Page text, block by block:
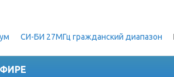
СИ-БИ 27МГц гражданский диапазон